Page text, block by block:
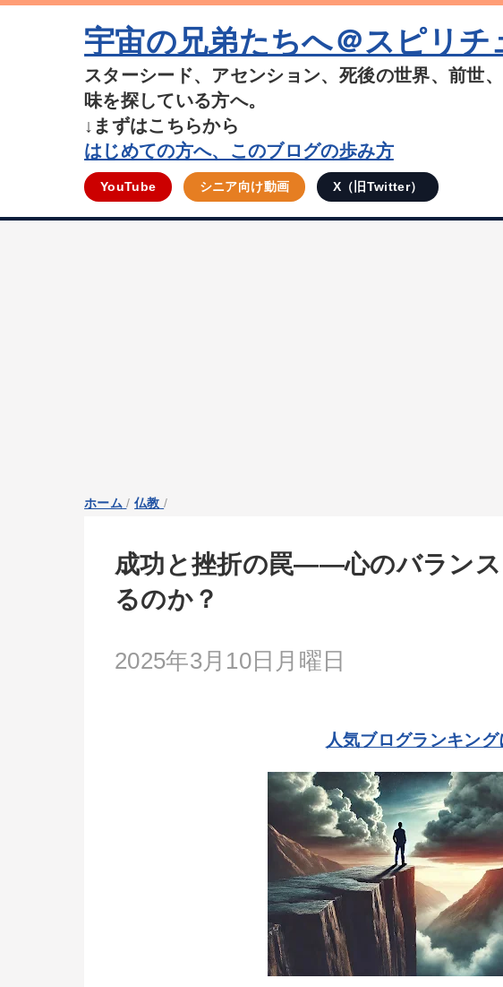
宇宙の兄弟たちへ＠スピリ
スターシード、アセンション、死後の世界、前世
味を探している方へ。
↓まずはこちらから
はじめての方へ、このブログの歩み方
YouTube シニア向け動画 X（旧Twitter）
ホーム /仏教 /
成功と挫折の罠――心のバラン
るのか？
2025年3月10日月曜日
人気ブログランキン